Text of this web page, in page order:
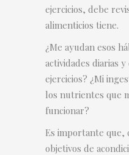
ejercicios, debe
alimenticios tiene.
¿Me ayudan esos
actividades diarias
ejercicios? ¿Mi
los nutrientes que
funcionar?
Es importante que,
objetivos de